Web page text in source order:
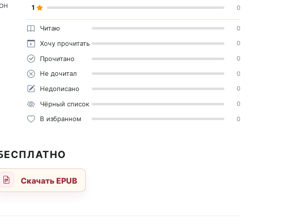
1 0
Читаю 0
Хочу прочитать 0
Прочитано 0
Не дочитал 0
Недописано 0
Чёрный список 0
В избранном 0
Скачать EPUB